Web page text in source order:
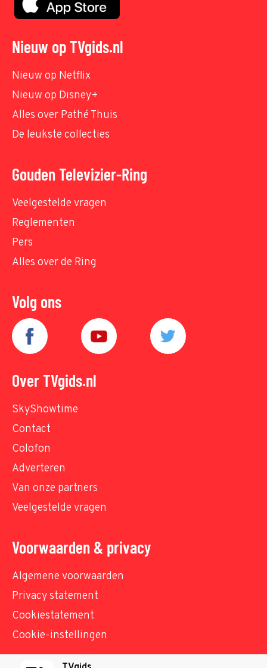
Nieuw op TVgids.nl
Nieuw op Netflix
Nieuw op Disney+
Alles over Pathé Thuis
De leukste collecties
Gouden Televizier-Ring
Veelgestelde vragen
Reglementen
Pers
Alles over de Ring
Volg ons
Over TVgids.nl
SkyShowtime
Contact
Colofon
Adverteren
Van onze partners
Veelgestelde vragen
Voorwaarden & privacy
Algemene voorwaarden
Privacy statement
Cookiestatement
Cookie-instellingen